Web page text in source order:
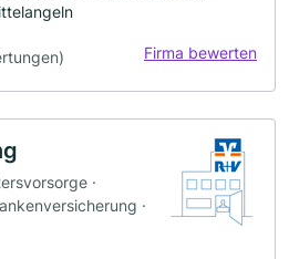
Firma bewerten
·
·